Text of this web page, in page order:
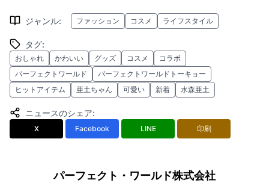
ジャンル: ファッション コスメ ライフスタイル
タグ:
おしゃれ かわいい グッズ コスメ
コラボ
パーフェクトワールド
パーフェクトワールドトーキョー
ヒットアイテム
亜土ちゃん 可愛い 新着 水森亜土
ニュースのシェア:
X Facebook LINE 印刷
パーフェクト・ワールド株式会社